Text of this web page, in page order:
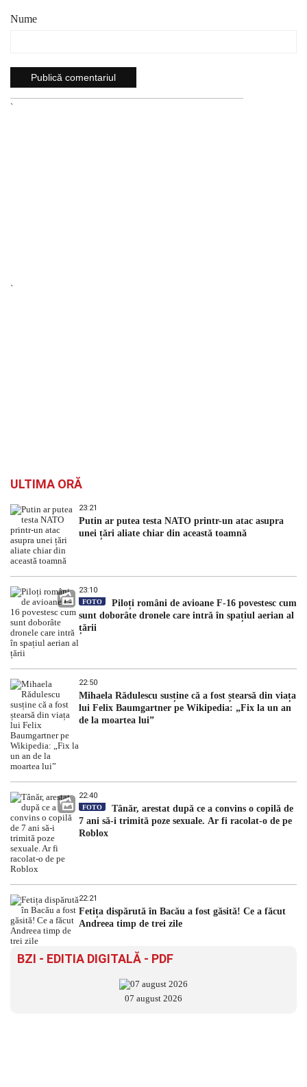
Nume
`
`
ULTIMA ORĂ
23:21
Putin ar putea testa NATO printr-un atac asupra
unei țări aliate chiar din această toamnă
23:10
FOTO
Piloți români de avioane F-16 povestesc cum
sunt doborâte dronele care intră în spațiul aerian al
țării
22:50
Mihaela Rădulescu susține că a fost ștearsă din viața
lui Felix Baumgartner pe Wikipedia: „Fix la un an
de la moartea lui”
22:40
FOTO
Tânăr, arestat după ce a convins o copilă de
7 ani să-i trimită poze sexuale. Ar fi racolat-o de pe
Roblox
22:21
Fetița dispărută în Bacău a fost găsită! Ce a făcut
Andreea timp de trei zile
BZI - EDITIA DIGITALĂ - PDF
07 august 2026